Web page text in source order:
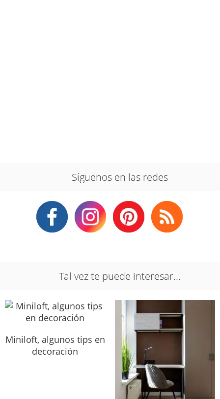
Síguenos en las redes
Tal vez te puede interesar...
Miniloft, algunos tips en
decoración